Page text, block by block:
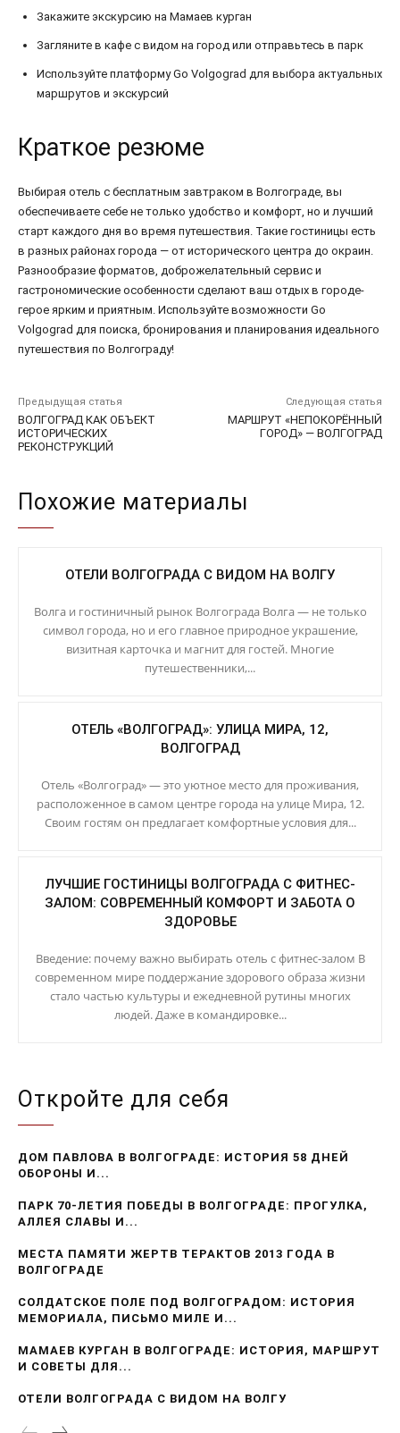
Закажите экскурсию на Мамаев курган
Загляните в кафе с видом на город или отправьтесь в парк
Используйте платформу Go Volgograd для выбора актуальных
маршрутов и экскурсий
Краткое резюме
Выбирая отель с бесплатным завтраком в Волгограде, вы
обеспечиваете себе не только удобство и комфорт, но и лучший
старт каждого дня во время путешествия. Такие гостиницы есть
в разных районах города — от исторического центра до окраин.
Разнообразие форматов, доброжелательный сервис и
гастрономические особенности сделают ваш отдых в городе-
герое ярким и приятным. Используйте возможности Go
Volgograd для поиска, бронирования и планирования идеального
путешествия по Волгограду!
Предыдущая статья
ВОЛГОГРАД КАК ОБЪЕКТ
ИСТОРИЧЕСКИХ
РЕКОНСТРУКЦИЙ
Следующая статья
МАРШРУТ «НЕПОКОРЁННЫЙ
ГОРОД» — ВОЛГОГРАД
Похожие материалы
ОТЕЛИ ВОЛГОГРАДА С ВИДОМ НА ВОЛГУ
Волга и гостиничный рынок Волгограда Волга — не только
символ города, но и его главное природное украшение,
визитная карточка и магнит для гостей. Многие
путешественники,...
ОТЕЛЬ «ВОЛГОГРАД»: УЛИЦА МИРА, 12,
ВОЛГОГРАД
Отель «Волгоград» — это уютное место для проживания,
расположенное в самом центре города на улице Мира, 12.
Своим гостям он предлагает комфортные условия для...
ЛУЧШИЕ ГОСТИНИЦЫ ВОЛГОГРАДА С ФИТНЕС-
ЗАЛОМ: СОВРЕМЕННЫЙ КОМФОРТ И ЗАБОТА О
ЗДОРОВЬЕ
Введение: почему важно выбирать отель с фитнес-залом В
современном мире поддержание здорового образа жизни
стало частью культуры и ежедневной рутины многих
людей. Даже в командировке...
Откройте для себя
ДОМ ПАВЛОВА В ВОЛГОГРАДЕ: ИСТОРИЯ 58 ДНЕЙ
ОБОРОНЫ И...
ПАРК 70-ЛЕТИЯ ПОБЕДЫ В ВОЛГОГРАДЕ: ПРОГУЛКА,
АЛЛЕЯ СЛАВЫ И...
МЕСТА ПАМЯТИ ЖЕРТВ ТЕРАКТОВ 2013 ГОДА В
ВОЛГОГРАДЕ
СОЛДАТСКОЕ ПОЛЕ ПОД ВОЛГОГРАДОМ: ИСТОРИЯ
МЕМОРИАЛА, ПИСЬМО МИЛЕ И...
МАМАЕВ КУРГАН В ВОЛГОГРАДЕ: ИСТОРИЯ, МАРШРУТ
И СОВЕТЫ ДЛЯ...
ОТЕЛИ ВОЛГОГРАДА С ВИДОМ НА ВОЛГУ